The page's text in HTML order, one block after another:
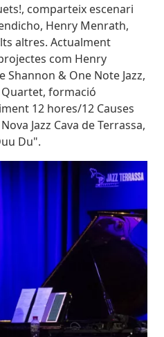
comparteix escenari
Henry Menrath,
altres. Actualment
com Henry
Shannon & One Note Jazz,
Quartet, formació
12 hores/12 Causes
Jazz Cava de Terrassa,
Du".